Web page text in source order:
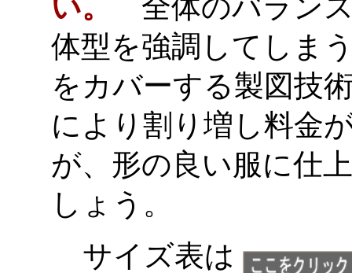
い。
全体のバラン
体型を強調してしま
をカバーする製図技
により割り増し料金
が、形の良い服に仕
しょう。
サイズ表は